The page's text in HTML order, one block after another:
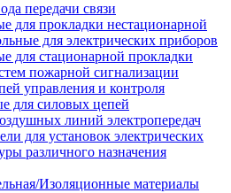
передачи связи
для прокладки нестационарной
для электрических приборов
для стационарной прокладки
пожарной сигнализации
управления и контроля
для силовых цепей
линий электропередач
для установок электрических
различного назначения
Изоляционные материалы